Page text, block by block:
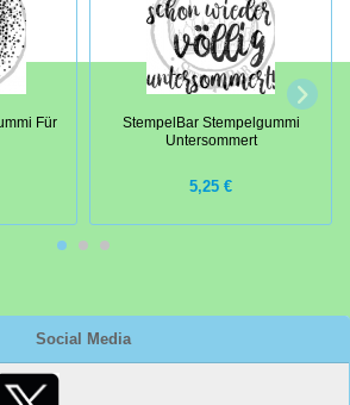
Social Media
Für
StempelBar Stempelgummi
Untersommert
5,25 €